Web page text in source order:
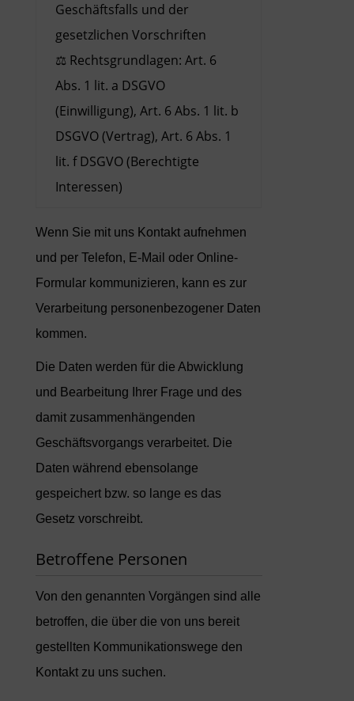
Geschäftsfalls und der
gesetzlichen Vorschriften
⚖️ Rechtsgrundlagen: Art. 6
Abs. 1 lit. a DSGVO
(Einwilligung), Art. 6 Abs. 1 lit. b
DSGVO (Vertrag), Art. 6 Abs. 1
lit. f DSGVO (Berechtigte
Interessen)
Wenn Sie mit uns Kontakt aufnehmen
und per Telefon, E-Mail oder Online-
Formular kommunizieren, kann es zur
Verarbeitung personenbezogener Daten
kommen.
Die Daten werden für die Abwicklung
und Bearbeitung Ihrer Frage und des
damit zusammenhängenden
Geschäftsvorgangs verarbeitet. Die
Daten während ebensolange
gespeichert bzw. so lange es das
Gesetz vorschreibt.
Betroffene Personen
Von den genannten Vorgängen sind alle
betroffen, die über die von uns bereit
gestellten Kommunikationswege den
Kontakt zu uns suchen.